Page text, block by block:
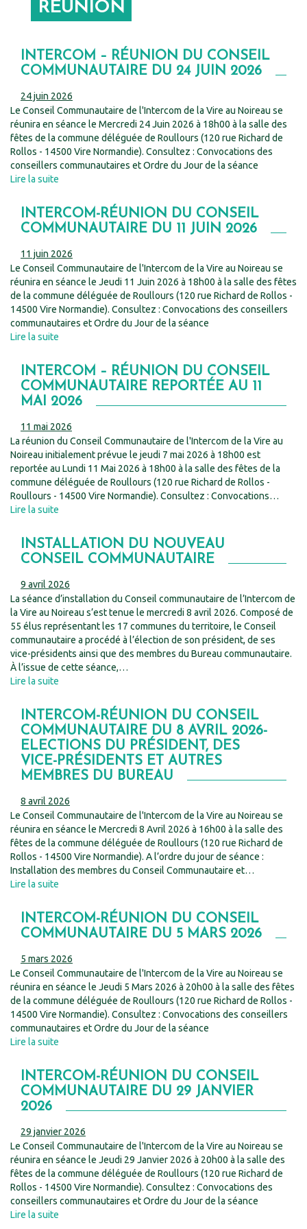
RÉUNION
INTERCOM – RÉUNION DU CONSEIL
COMMUNAUTAIRE DU 24 JUIN 2026
24 juin 2026
Le Conseil Communautaire de l'Intercom de la Vire au Noireau se
réunira en séance le Mercredi 24 Juin 2026 à 18h00 à la salle des
fêtes de la commune déléguée de Roullours (120 rue Richard de
Rollos - 14500 Vire Normandie). Consultez : Convocations des
conseillers communautaires et Ordre du Jour de la séance
Lire la suite
INTERCOM-RÉUNION DU CONSEIL
COMMUNAUTAIRE DU 11 JUIN 2026
11 juin 2026
Le Conseil Communautaire de l'Intercom de la Vire au Noireau se
réunira en séance le Jeudi 11 Juin 2026 à 18h00 à la salle des fêtes
de la commune déléguée de Roullours (120 rue Richard de Rollos -
14500 Vire Normandie). Consultez : Convocations des conseillers
communautaires et Ordre du Jour de la séance
Lire la suite
INTERCOM – RÉUNION DU CONSEIL
COMMUNAUTAIRE REPORTÉE AU 11
MAI 2026
11 mai 2026
La réunion du Conseil Communautaire de l'Intercom de la Vire au
Noireau initialement prévue le jeudi 7 mai 2026 à 18h00 est
reportée au Lundi 11 Mai 2026 à 18h00 à la salle des fêtes de la
commune déléguée de Roullours (120 rue Richard de Rollos -
Roullours - 14500 Vire Normandie). Consultez : Convocations…
Lire la suite
INSTALLATION DU NOUVEAU
CONSEIL COMMUNAUTAIRE
9 avril 2026
La séance d’installation du Conseil communautaire de l’Intercom de
la Vire au Noireau s’est tenue le mercredi 8 avril 2026. Composé de
55 élus représentant les 17 communes du territoire, le Conseil
communautaire a procédé à l’élection de son président, de ses
vice-présidents ainsi que des membres du Bureau communautaire.
À l’issue de cette séance,…
Lire la suite
INTERCOM-RÉUNION DU CONSEIL
COMMUNAUTAIRE DU 8 AVRIL 2026-
ELECTIONS DU PRÉSIDENT, DES
VICE-PRÉSIDENTS ET AUTRES
MEMBRES DU BUREAU
8 avril 2026
Le Conseil Communautaire de l'Intercom de la Vire au Noireau se
réunira en séance le Mercredi 8 Avril 2026 à 16h00 à la salle des
fêtes de la commune déléguée de Roullours (120 rue Richard de
Rollos - 14500 Vire Normandie). A l’ordre du jour de séance :
Installation des membres du Conseil Communautaire et…
Lire la suite
INTERCOM-RÉUNION DU CONSEIL
COMMUNAUTAIRE DU 5 MARS 2026
5 mars 2026
Le Conseil Communautaire de l'Intercom de la Vire au Noireau se
réunira en séance le Jeudi 5 Mars 2026 à 20h00 à la salle des fêtes
de la commune déléguée de Roullours (120 rue Richard de Rollos -
14500 Vire Normandie). Consultez : Convocations des conseillers
communautaires et Ordre du Jour de la séance
Lire la suite
INTERCOM-RÉUNION DU CONSEIL
COMMUNAUTAIRE DU 29 JANVIER
2026
29 janvier 2026
Le Conseil Communautaire de l'Intercom de la Vire au Noireau se
réunira en séance le Jeudi 29 Janvier 2026 à 20h00 à la salle des
fêtes de la commune déléguée de Roullours (120 rue Richard de
Rollos - 14500 Vire Normandie). Consultez : Convocations des
conseillers communautaires et Ordre du Jour de la séance
Lire la suite